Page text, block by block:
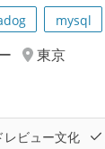
mysql
東京
レビュー文化